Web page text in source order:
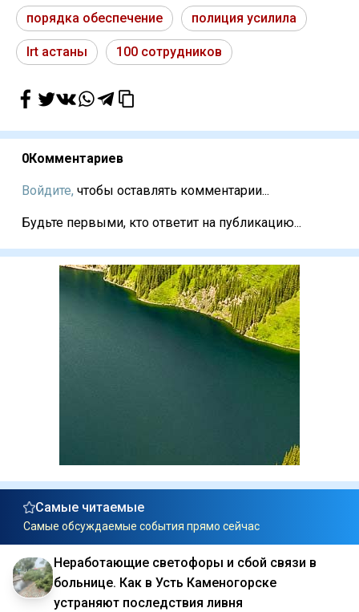
порядка обеспечение полиция усилила
lrt астаны 100 сотрудников
0Комментариев
Войдите, чтобы оставлять комментарии...
Будьте первыми, кто ответит на публикацию...
Самые читаемые
Самые обсуждаемые события прямо сейчас
Неработающие светофоры и сбой связи в
больнице. Как в Усть Каменогорске
устраняют последствия ливня